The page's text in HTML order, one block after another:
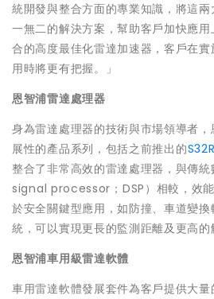
統開發與整合方面的專業知識，將這
一無二的解決方案，幫助客戶加快應
合的高度最佳化雷達加速器，客戶在
用時將更有把握。」
恩智浦雷達處理器
身為雷達處理器的技術與市場領導者
展性的產品系列，包括之前推出的
整合了非常高效的雷達處理器，與傳
signal processor；DSP）相較，效
於安全關鍵型應用，如防撞、車道變
統，可以實現更長的監測距離及更高的
恩智浦車用級雷達軟體
車用雷達軟體發展套件為客戶提供大